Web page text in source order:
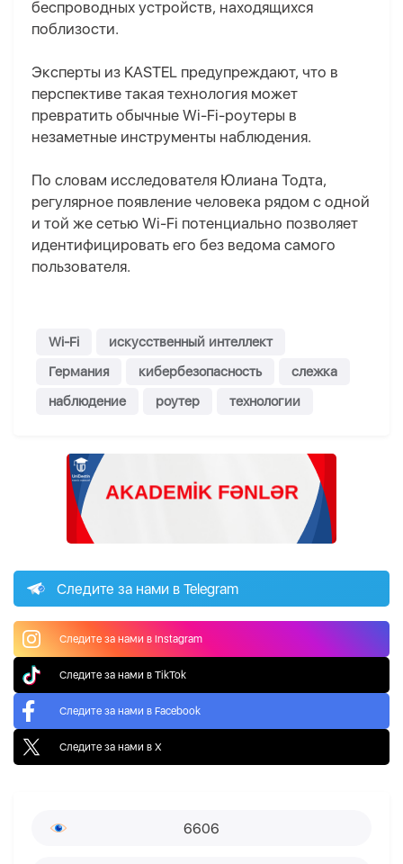
беспроводных устройств, находящихся
поблизости.
Эксперты из KASTEL предупреждают, что в
перспективе такая технология может
превратить обычные Wi-Fi-роутеры в
незаметные инструменты наблюдения.
По словам исследователя Юлиана Тодта,
регулярное появление человека рядом с одной
и той же сетью Wi-Fi потенциально позволяет
идентифицировать его без ведома самого
пользователя.
Wi-Fi
искусственный интеллект
Германия
кибербезопасность
слежка
наблюдение
роутер технологии
Следите за нами в Telegram
Следите за нами в Instagram
Следите за нами в TikTok
Следите за нами в Facebook
Следите за нами в X
6606